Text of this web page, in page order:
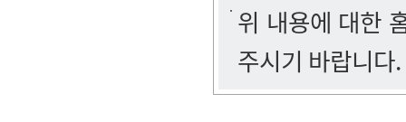
위 내용에 대한
주시기 바랍니다.